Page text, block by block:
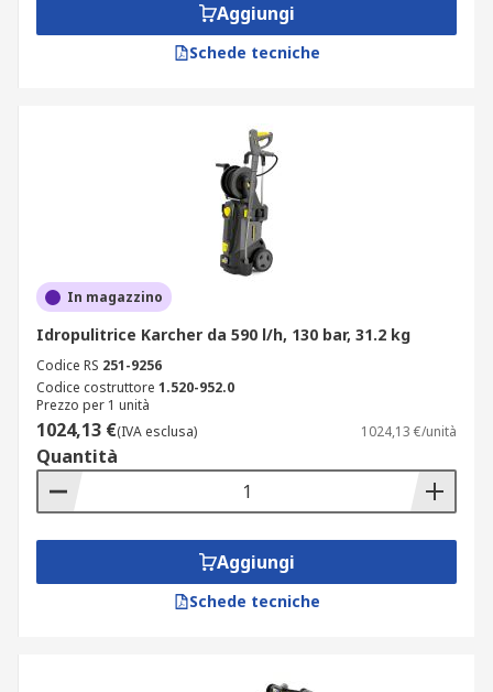
Aggiungi
Schede tecniche
In magazzino
Idropulitrice Karcher da 590 l/h, 130 bar, 31.2 kg
Codice RS 251-9256
Codice costruttore 1.520-952.0
Prezzo per 1 unità
1024,13 €(IVA esclusa) 1024,13 €/unità
Quantità
Aggiungi
Schede tecniche